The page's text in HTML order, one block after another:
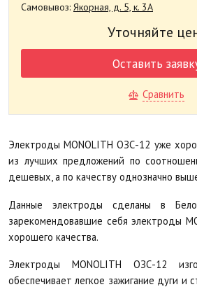
Самовывоз: Якорная, д. 5, к. 3А
Уточняйте
Оставить
Сравнить
Электроды MONOLITH ОЗС-12 уже
из лучших предложений по
дешевых, а по качеству однозначно
Данные электроды сделаны в
зарекомендовавшие себя электроды
хорошего качества.
Электроды MONOLITHОЗС-12
обеспечивает легкое зажигание дуги и